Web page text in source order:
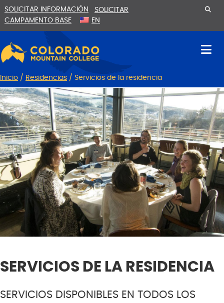
al
contenido
la
SOLICITAR INFORMACIÓN
SOLICITAR
CAMPAMENTO BASE
EN
Inicio / Residencias / Servicios de la residencia
SERVICIOS DE LA RESIDENCIA
SERVICIOS DISPONIBLES EN TODOS LOS